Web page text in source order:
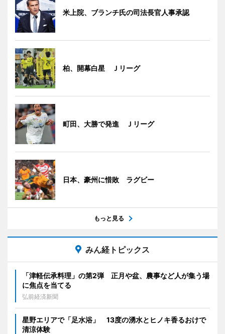
米上院、ブランチ氏の司法長官人事承認
柏、開幕白星 Ｊリーグ
町田、大勝で発進 Ｊリーグ
日本、豪州に惜敗 ラグビー
もっと見る
みん経トピックス
「津軽伝承料理」の第2弾 正月や盆、農事など人が集う場
に焦点を当てる
弘前経済新聞
星野エリアで「足水浴」 13度の湧水とヒノキ香るおけで
清涼体験